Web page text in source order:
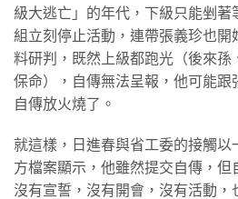
級大逃亡」的年代，下級只能剉
組立刻停止活動，連帶張義珍也開
料研判，既然上級都跑光（後來孫
保命），自傳無法呈報，他可能跟
自傳放火燒了。
就這樣，日進春與省工委的接觸以
方檔案顯示，他雖然提交自傳，但
沒有宣誓，沒有開會，沒有活動，